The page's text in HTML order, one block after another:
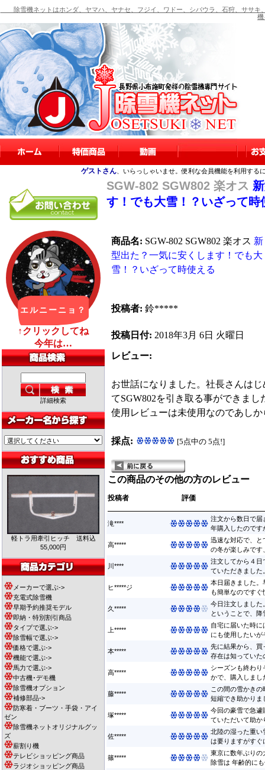
除雪機ネットはホンダ、ヤマハ、ヤナセ、フジイ、ワドー、シバウラ、石狩、ササキ
機
ゲストさん 、いらっしゃいませ。便利な会員機能を利用する
詳細検索
軽トラ用牽引ヒッチ 送料込
55,000円
メーカーで選ぶ->
充電式除雪機
早期予約推奨モデル
即納・特別割引商品
タイプで選ぶ->
除雪幅で選ぶ->
価格で選ぶ->
機能で選ぶ->
馬力で選ぶ->
中古機･デモ機
除雪機オプション
補修部品->
防寒着・ブーツ・手袋・アイ
ゼン
除雪機ネットオリジナルグッ
ズ
薪割り機
テレビショッピング商品
ラジオショッピング商品
SGW-802 SGW802 楽オス
す！でも大雪！？いざって
商品名: SGW-802 SGW802 楽オス 新
型出た？一気に安くします！でも大
雪！？いざって時使える
投稿者: 鈴*****
投稿日付: 2018年3月 6日 火曜日
レビュー:
お世話になりました。社長さんは
てSGW802を引き取る事ができま
使用レビューは未使用なのであしか
採点: [5点中の 5点!]
この商品のその他の方のレビュー
投稿者 評価
滝****
注文から数日で届
年購入したのです
高*****
迅速な対応で、と
の冬が楽しみです
川****
注文してから４日
ていただきました
ヒ*****ジ
本日届きました。
も簡単なのです
久*****
今日注文しました
ということで、
上*****
自宅に届いた時
にも使用したい
本*****
先に結果から、買
存在は知っていた
高*****
シーズンも終わ
かで、購入しまし
藤*****
この間の雪かき
短縮でき助かりま
塚*****
今回の豪雪で急遽
ていただいて助か
佐*****
北陸の湿った重い
は要りますがすぐ
篠*****
東京に数年ぶりの
除雪は 年齢的に